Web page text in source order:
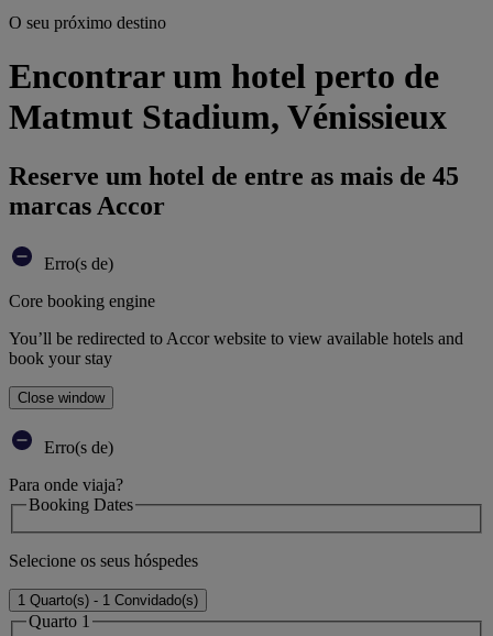
O seu próximo destino
Encontrar um hotel perto de
Matmut Stadium, Vénissieux
Reserve um hotel de entre as mais de 45
marcas Accor
Erro(s de)
Core booking engine
You’ll be redirected to Accor website to view available hotels and
book your stay
Close window
Erro(s de)
Para onde viaja?
Booking Dates
Selecione os seus hóspedes
1 Quarto(s) - 1 Convidado(s)
Quarto 1